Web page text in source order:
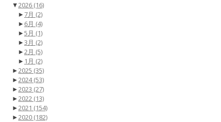
▼2026 (16)
► 7月 (2)
► 6月 (4)
►5月 (1)
►3月 (2)
►2月 (5)
► 1月 (2)
►2025 (35)
►2024(53)
►2023 (27)
►2022 (13)
►2021 (154)
►2020 (182)